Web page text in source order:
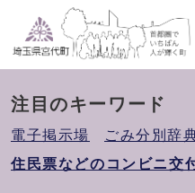
注目のキーワード
電子掲示場
ごみ分別辞
住民票などのコンビニ交